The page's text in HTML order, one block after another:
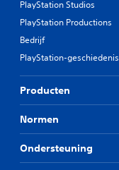
PlayStation Studios
PlayStation Productions
Bedrijf
PlayStation-geschiedenis
Producten
Normen
Ondersteuning